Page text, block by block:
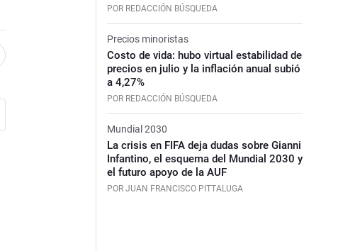
POR REDACCIÓN BÚSQUEDA
Precios minoristas
Costo de vida: hubo virtual estabilidad de
precios en julio y la inflación anual subió
a 4,27%
POR REDACCIÓN BÚSQUEDA
Mundial 2030
La crisis en FIFA deja dudas sobre Gianni
Infantino, el esquema del Mundial 2030 y
el futuro apoyo de la AUF
POR JUAN FRANCISCO PITTALUGA